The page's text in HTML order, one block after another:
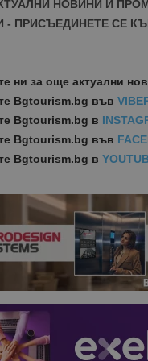
НОВИНИ И
- ПРИСЪЕДИНЕТЕ СЕ
ни за още актуални
Bgtourism.bg във
Bgtourism.bg в
Bgtourism.bg във
Bgtourism.bg в
is_unique
_ga_WXPDN4HSCV
_ga_FK650GXHRZ
_ga